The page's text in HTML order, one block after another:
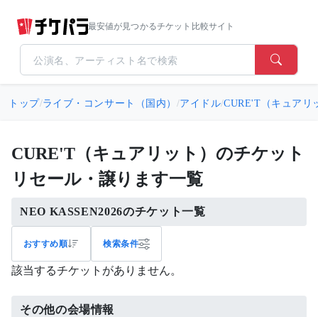
最安値が見つかるチケット比較サイト
トップ/ライブ・コンサート（国内） /アイドル/CURE'T（キュアリ
CURE'T（キュアリット）のチケット
リセール・譲ります一覧
NEO KASSEN2026のチケット一覧
おすすめ順 検索条件
該当するチケットがありません。
その他の会場情報